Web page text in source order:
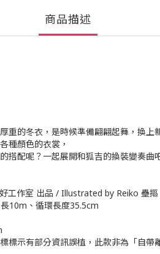
商品描述
重的冬衣，是時候準備翩翩起舞，換上
種顏色的衣裳，
搭配呢？一起展開和狐吉的換裝變奏曲
工作室 出品 / Illustrated by Reiko 壘摳
10m、循環長度35.5cm
標示有部分資訊誤植，此款非為「自帶